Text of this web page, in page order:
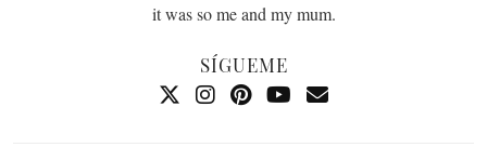
it was so me and my mum.
SÍGUEME